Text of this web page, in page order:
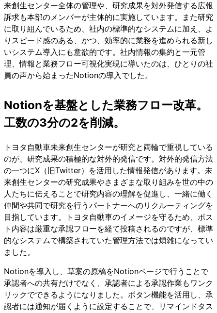
来創生センター全体の管理や、研究成果を対外発信する広報
訴求も本部のメンバーが主体的に実施しています。また研究
に取り組んでいるため、社内の標準的なシステムに加え、よ
りスピード感のある、かつ、効率的に業務を進められる新し
いシステム導入にも意欲的です。社内情報の集約と一元管
理、情報と業務フロー可視化実現に導いたのは、ひとりの社
員の声から始まったNotionの導入でした。
Notionを基盤とした業務フロー改革。
工数の3分の2を削減。
トヨタ自動車未来創生センターが研究と両輪で重視している
のが、研究成果の積極的な対外的発信です。対外的発信方法
の一つにX（旧Twitter）を活用した情報発信があります。未
来創生センターの研究成果やさまざまな取り組みを世の中の
人たちに伝えることで研究内容の理解を促進し、一緒に働く
仲間や共同で研究を行うパートナーへのリクルーティングを
目指しています。トヨタ自動車のイメージを守るため、ポス
ト内容は厳重な承認フローを経て投稿されるのですが、標準
的なシステムで構築されていた管理方法では煩雑になってい
ました。
Notionを導入し、草案の原稿をNotionページで行うことで
承認者への共有だけでなく、承認者による承認作業もワンク
リックでできるようになりました。ボタン機能を活用し、承
認者には通知が届くように設定することで、リマインドタス